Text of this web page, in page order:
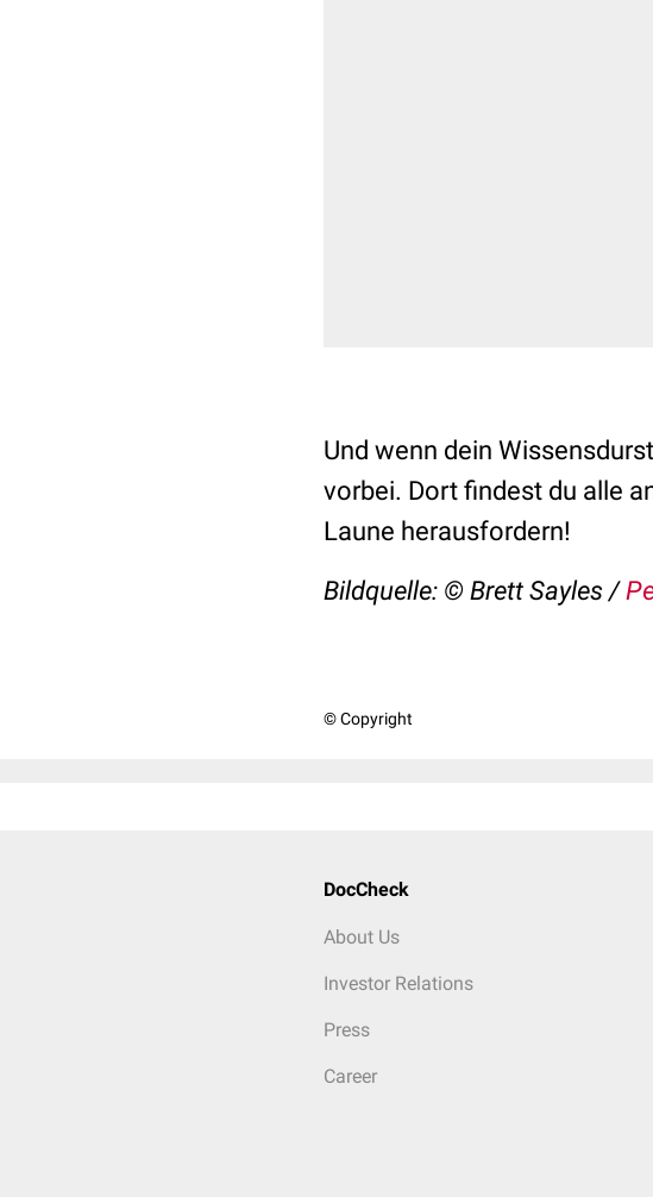
Und wenn dein
vorbei. Dort findest du alle
Laune herausfordern!
Bildquelle: © Brett Sayles /
© Copyright
DocCheck
About Us
Investor Relations
Press
Career